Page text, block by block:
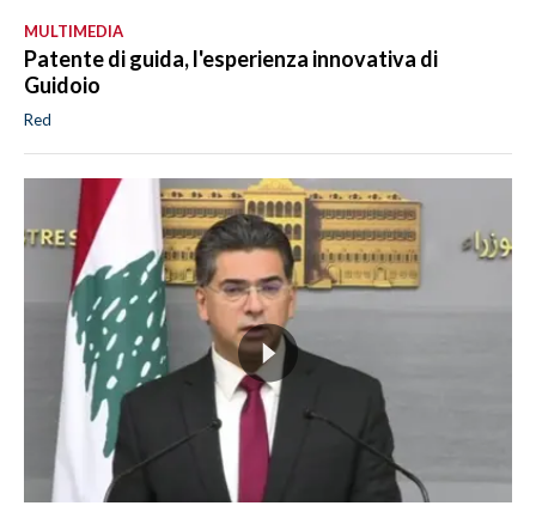
MULTIMEDIA
Patente di guida, l'esperienza innovativa di
Guidoio
Red